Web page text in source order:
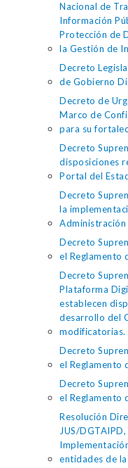
Nacional de
Información
Protección de
la Gestión de
Decreto
de Gobierno
Decreto de
Marco de
para su
Decreto
disposiciones
Portal del
Decreto
la
Administración
Decreto
el Reglamento
Decreto
Plataforma
establecen
desarrollo del
modificatorias.
Decreto
el Reglamento
Decreto
el Reglamento
Resolución
JUS/
entidades de